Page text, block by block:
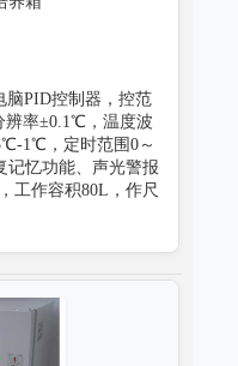
脑PID控制器，控范
率±0.1℃，温度波
1℃，定时范围0～
记忆功能、声光警报
工作容积80L，作尺